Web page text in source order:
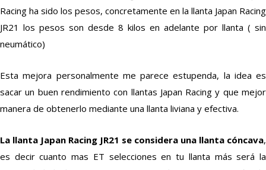
Racing ha sido los pesos, concretamente en la llanta Japan Racing
JR21 los pesos son desde 8 kilos en adelante por llanta ( sin
neumático)
Esta mejora personalmente me parece estupenda, la idea es
sacar un buen rendimiento con llantas Japan Racing y que mejor
manera de obtenerlo mediante una llanta liviana y efectiva.
La llanta Japan Racing JR21 se considera una llanta cóncava,
es decir cuanto mas ET selecciones en tu llanta más será la